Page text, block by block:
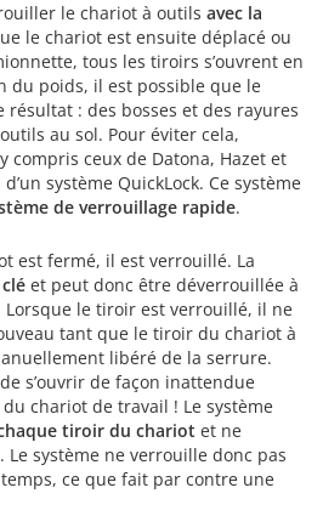
le chariot à outils avec la
le chariot est ensuite déplacé ou
tous les tiroirs s’ouvrent en
du poids, il est possible que le
: des bosses et des rayures
au sol. Pour éviter cela,
compris ceux de Datona, Hazet et
système QuickLock. Ce système
de verrouillage rapide.
est fermé, il est verrouillé. La
et peut donc être déverrouillée à
Lorsque le tiroir est verrouillé, il ne
tant que le tiroir du chariot à
libéré de la serrure.
s’ouvrir de façon inattendue
chariot de travail ! Le système
tiroir du chariot et ne
système ne verrouille donc pas
ce que fait par contre une